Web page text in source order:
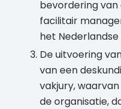
bevordering
facilitair
het
De uitvoering
van een
vakjury,
de organisatie,